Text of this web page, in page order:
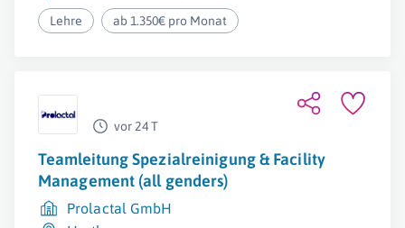
Lehre ab 1.350€ pro Monat
vor 24 T
Teamleitung Spezialreinigung & Facility
Management (all genders)
Prolactal GmbH